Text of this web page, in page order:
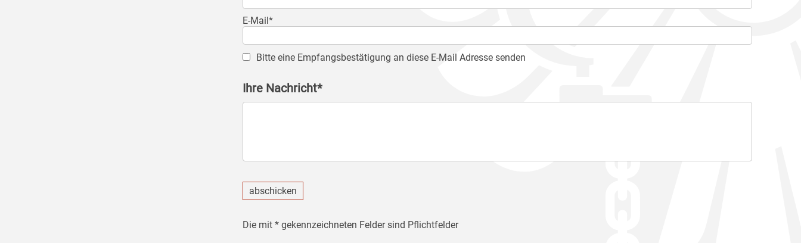
E-Mail*
Bitte eine Empfangsbestätigung an diese E-Mail Adresse senden
Ihre Nachricht*
abschicken
Die mit * gekennzeichneten Felder sind Pflichtfelder